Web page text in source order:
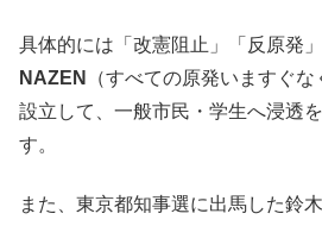
具体的には「改憲阻止」「反原発」
NAZEN
（すべての原発いますぐ
設立して、一般市民・学生へ浸透
す。
また、東京都知事選に出馬した鈴